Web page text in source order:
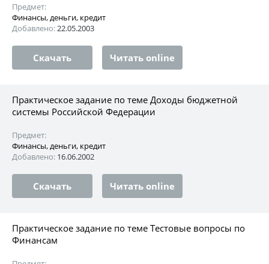
Предмет:
Финансы, деньги, кредит
Добавлено:22.05.2003
Скачать Читать online
Практическое задание по теме Доходы бюджетной
системы Российской Федерации
Предмет:
Финансы, деньги, кредит
Добавлено: 16.06.2002
Скачать Читать online
Практическое задание по теме Тестовые вопросы по
Финансам